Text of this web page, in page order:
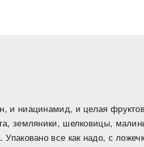
и ниацинамид, и целая
земляники, шелковицы,
все как надо, с